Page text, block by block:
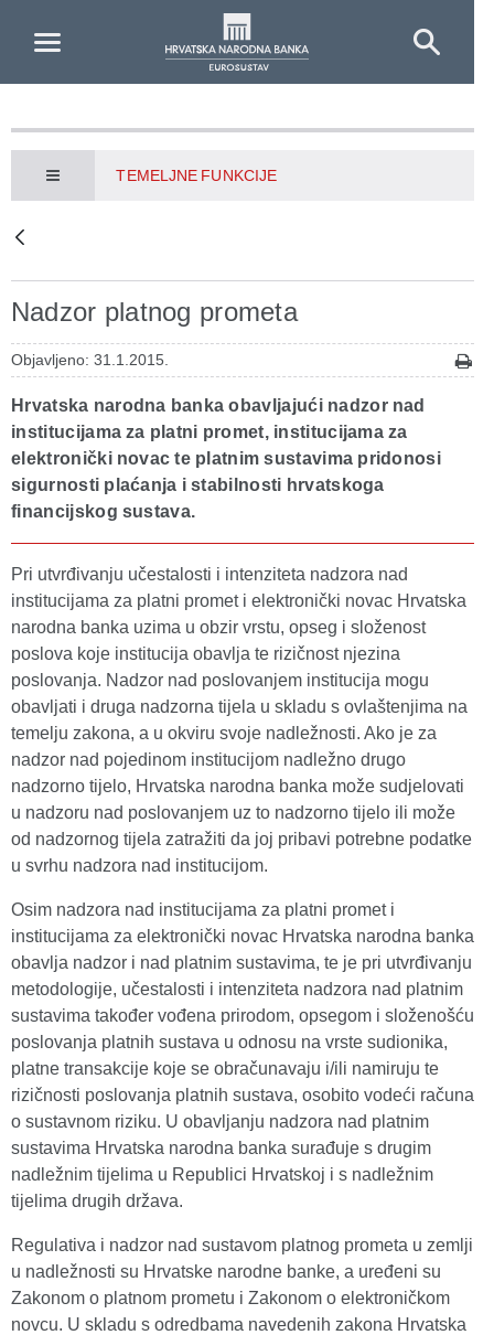
TEMELJNE FUNKCIJE
Nadzor platnog prometa
Objavljeno: 31.1.2015.
Hrvatska narodna banka obavljajući nadzor nad
institucijama za platni promet, institucijama za
elektronički novac te platnim sustavima pridonosi
sigurnosti plaćanja i stabilnosti hrvatskoga
financijskog sustava.
Pri utvrđivanju učestalosti i intenziteta nadzora nad
institucijama za platni promet i elektronički novac Hrvatska
narodna banka uzima u obzir vrstu, opseg i složenost
poslova koje institucija obavlja te rizičnost njezina
poslovanja. Nadzor nad poslovanjem institucija mogu
obavljati i druga nadzorna tijela u skladu s ovlaštenjima na
temelju zakona, a u okviru svoje nadležnosti. Ako je za
nadzor nad pojedinom institucijom nadležno drugo
nadzorno tijelo, Hrvatska narodna banka može sudjelovati
u nadzoru nad poslovanjem uz to nadzorno tijelo ili može
od nadzornog tijela zatražiti da joj pribavi potrebne podatke
u svrhu nadzora nad institucijom.
Osim nadzora nad institucijama za platni promet i
institucijama za elektronički novac Hrvatska narodna banka
obavlja nadzor i nad platnim sustavima, te je pri utvrđivanju
metodologije, učestalosti i intenziteta nadzora nad platnim
sustavima također vođena prirodom, opsegom i složenošću
poslovanja platnih sustava u odnosu na vrste sudionika,
platne transakcije koje se obračunavaju i/ili namiruju te
rizičnosti poslovanja platnih sustava, osobito vodeći računa
o sustavnom riziku. U obavljanju nadzora nad platnim
sustavima Hrvatska narodna banka surađuje s drugim
nadležnim tijelima u Republici Hrvatskoj i s nadležnim
tijelima drugih država.
Regulativa i nadzor nad sustavom platnog prometa u zemlji
u nadležnosti su Hrvatske narodne banke, a uređeni su
Zakonom o platnom prometu i Zakonom o elektroničkom
novcu. U skladu s odredbama navedenih zakona Hrvatska